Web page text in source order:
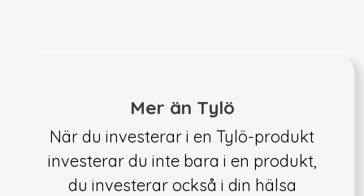
Mer än Tylö
När du investerar i en Tylö-produkt
investerar du inte bara i en produkt,
du investerar också i din hälsa